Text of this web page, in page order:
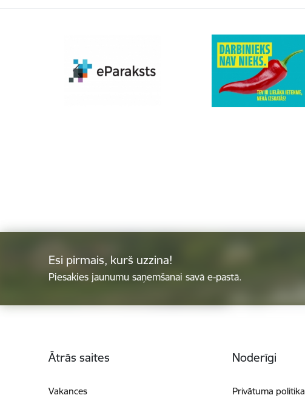
Esi pirmais, kurš uzzina!
Piesakies jaunumu saņemšanai savā e-pastā.
Ātrās saites
Vakances
Noderīgi
Privātuma politika